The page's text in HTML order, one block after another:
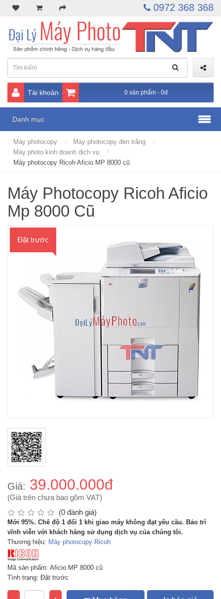
0972 368 368
Tài khoản 0 sản phẩm - 0đ
Danh mục
Máy photocopy
Máy photocopy đen trắng
Máy photo kinh doanh dịch vụ
Máy photocopy Ricoh Aficio MP 8000 cũ
Máy Photocopy Ricoh Aficio
Mp 8000 Cũ
Đặt trước
Giá: 39.000.000đ
(Giá trên chưa bao gồm VAT)
(0 đánh giá)
Mới 95%. Chế độ 1 đổi 1 khi giao máy không đạt yêu cầu. Bảo trì
vĩnh viễn với khách hàng sử dụng dịch vụ của chúng tôi.
Thương hiệu: Máy photocopy Ricoh
Mã sản phẩm: Aficio MP 8000 cũ
Tình trạng: Đặt trước